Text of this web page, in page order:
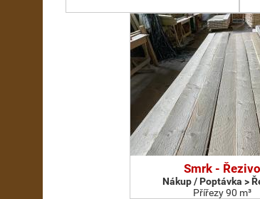
Smrk - Řezivo
Nákup / Poptávka >
Přířezy 90 m³